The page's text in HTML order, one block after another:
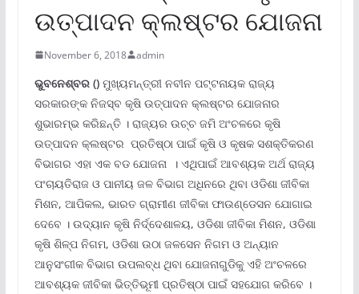
ଉତ୍ପାଦନ କ୍ଲଷ୍ଟର ଯୋଜନା
November 6, 2018 admin
ଭୁବନେଶ୍ବର ()ମୁଖ୍ୟମନ୍ତ୍ରୀ ନବୀନ ପଟ୍ଟନାୟକ ରାଜ୍ୟ
ସରକାରଙ୍କ ନିଜସ୍ବ କୃଷି ଉତ୍ପାଦନ କ୍ଲଷ୍ଟର ଯୋଜନାର
ଶୁଭାରମ୍ଭ କରିଛନ୍ତି । ରାଜ୍ୟର ଉଚ୍ଚ ଜମି ଅଂଚଳରେ କୃଷି
ଉତ୍ପାଦନ କ୍ଲଷ୍ଟର ପ୍ରତିଷ୍ଠା ପାଇଁ କୃଷି ଓ କୃଷକ ସଶକ୍ତିକରଣ
ବିଭାଗର ଏହା ଏକ ବଡ ଯୋଜନା । ଏଥିପାଇଁ ଆବଶ୍ୟକ ଅର୍ଥ ରାଜ୍ୟ
ପଂଚାୟତିରାଜ ଓ ପାନୀୟ ଜଳ ବିଭାଗ ଅଧିନରେ ଥିବା ଓଡିଶା ଜୀବିକା
ମିଶନ, ଆପିକଲ, ଭାରତ ଗ୍ରାମୀଣ ଜୀବିକା ଫାଉଣ୍ଡେସନ ଯୋଗାଇ
ଦେବେ । ଉଦ୍ୟାନ କୃଷି ନିର୍ଦ୍ଦେଶାଳୟ, ଓଡିଶା ଜୀବିକା ମିଶନ, ଓଡିଶା
କୃଷି ଶିଳ୍ପ ନିଗମ, ଓଡିଶା ଉଠା ଜଳସେନ ନିଗମ ଓ ଅନ୍ୟାନ
ଆନୁସଂଗୀକ ବିଭାଗ ଉପଲବ୍ଧ ଥିବା ଯୋଜନାଗୁଡିକୁ ଏହି ଅଂଚଳରେ
ଆବଶ୍ୟକ ଜୀବିକା ଭିତ୍ତିଭୂମୀ ପ୍ରତିଷ୍ଠା ପାଇଁ ସହଯୋଗ କରିବେ ।